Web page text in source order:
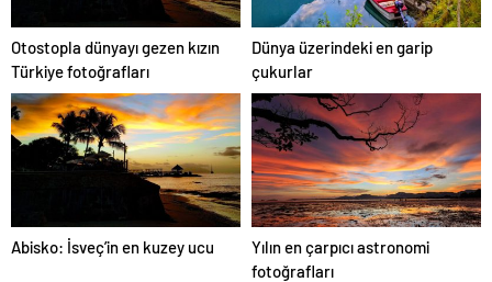
Otostopla dünyayı gezen kızın
Türkiye fotoğrafları
Dünya üzerindeki en garip
çukurlar
Abisko: İsveç’in en kuzey ucu
Yılın en çarpıcı astronomi
fotoğrafları